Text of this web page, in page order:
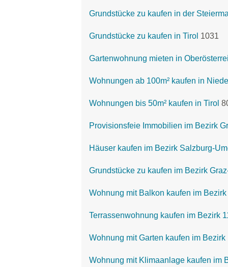
Grundstücke zu kaufen in der
Grundstücke zu kaufen in Tirol 1031
Gartenwohnung mieten in
Wohnungen ab 100m² kaufen in
Wohnungen bis 50m² kaufen in Tirol
Provisionsfeie Immobilien im Bezirk
Häuser kaufen im Bezirk Salzburg-
Grundstücke zu kaufen im Bezirk
Wohnung mit Balkon kaufen im
Terrassenwohnung kaufen im Bezirk
Wohnung mit Garten kaufen im
Wohnung mit Klimaanlage kaufen im